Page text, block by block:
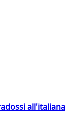
all'italiana